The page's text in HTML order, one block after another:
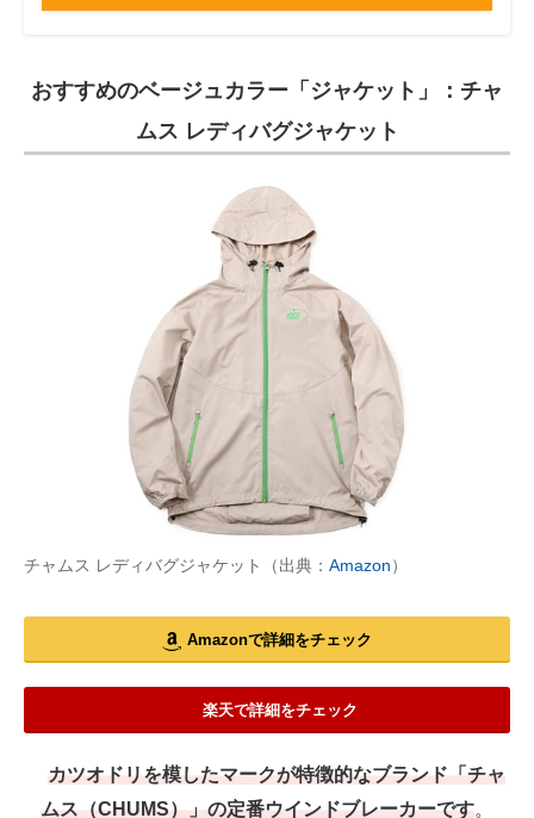
おすすめのベージュカラー「ジャケット」：チャ
ムス レディバグジャケット
チャムス レディバグジャケット（出典： Amazon）
Amazonで詳細をチェック
楽天で詳細をチェック
カツオドリを模したマークが特徴的なブランド「チャ
ムス（CHUMS）」の定番ウインドブレーカーです。